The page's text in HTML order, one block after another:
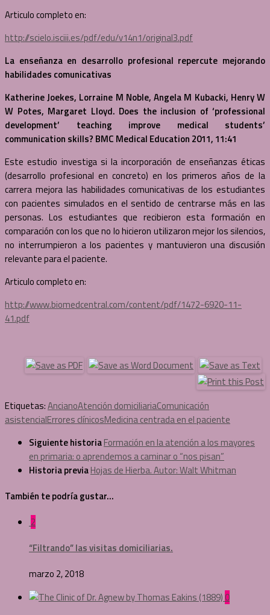
Articulo completo en:
http://scielo.isciii.es/pdf/edu/v14n1/original3.pdf
La enseñanza en desarrollo profesional repercute mejorando
habilidades comunicativas
Katherine Joekes, Lorraine M Noble, Angela M Kubacki, Henry W
W Potes, Margaret Lloyd. Does the inclusion of ‘professional
development’ teaching improve medical students’
communication skills? BMC Medical Education 2011, 11:41
Este estudio investiga si la incorporación de enseñanzas éticas
(desarrollo profesional en concreto) en los primeros años de la
carrera mejora las habilidades comunicativas de los estudiantes
con pacientes simulados en el sentido de centrarse más en las
personas. Los estudiantes que recibieron esta formación en
comparación con los que no lo hicieron utilizaron mejor los silencios,
no interrumpieron a los pacientes y mantuvieron una discusión
relevante para el paciente.
Articulo completo en:
http://www.biomedcentral.com/content/pdf/1472-6920-11-
41.pdf
Etiquetas:AncianoAtención domiciliariaComunicación
asistencialErrores clínicosMedicina centrada en el paciente
Siguiente historiaFormación en la atención a los mayores
en primaria: o aprendemos a caminar o “nos pisan”
Historia previaHojas de Hierba. Autor: Walt Whitman
También te podría gustar...
2
“Filtrando” las visitas domiciliarias.
marzo 2, 2018
0